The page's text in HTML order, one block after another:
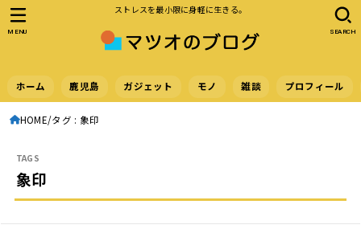
ストレスを最小限に身軽に生きる。
ホーム 鹿児島 ガジェット モノ 雑談 プロフィール
SEARCH
MENU
HOME タグ : 象印
象印